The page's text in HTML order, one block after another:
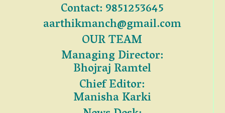
Contact: 9851253645
aarthikmanch@gmail.com
OUR TEAM
Managing Director:
Bhojraj Ramtel
Chief Editor:
Manisha Karki